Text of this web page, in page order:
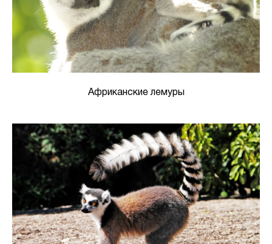
Африканские лемуры